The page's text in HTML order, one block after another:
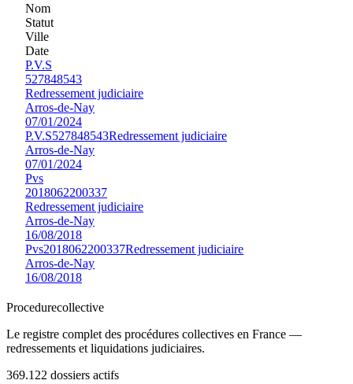
Nom
Statut
Ville
Date
P.V.S
527848543
Redressement judiciaire
Arros-de-Nay
07/01/2024
P.V.S527848543Redressement judiciaire
Arros-de-Nay
07/01/2024
Pvs
2018062200337
Redressement judiciaire
Arros-de-Nay
16/08/2018
Pvs2018062200337Redressement judiciaire
Arros-de-Nay
16/08/2018
Procedurecollective
Le registre complet des procédures collectives en France —
redressements et liquidations judiciaires.
369.122 dossiers actifs